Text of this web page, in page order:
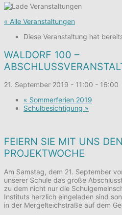
« Alle Veranstaltungen
Diese Veranstaltung hat
WALDORF 100 –
21. September 2019 - 11:00 - 16:00
« Sommerferien 2019
Schulbesichtigung »
FEIERN SIE MIT UNS
PROJEKTWOCHE
Am Samstag, dem 21. September
unserer Schule das große
zu dem nicht nur die
Instituts herzlich eingeladen sind
in der Mergelteichstraße auf dem